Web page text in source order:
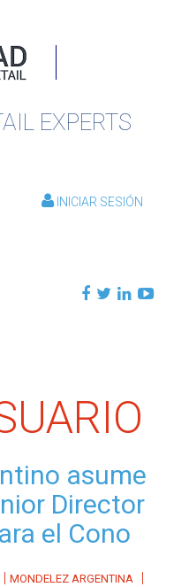
EXPERTS
INICIAR SESIÓN
asume
Director
el Cono
|MONDELEZ ARGENTINA |